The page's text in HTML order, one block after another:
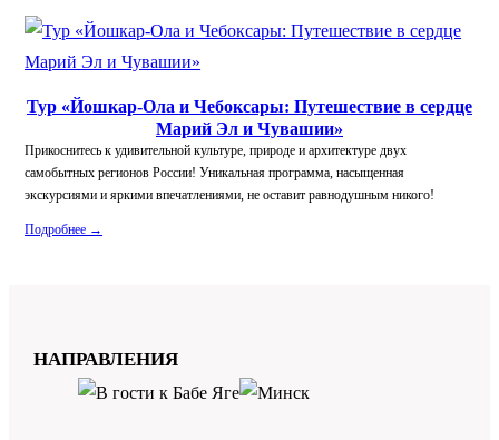
Тур «Йошкар-Ола и Чебоксары: Путешествие в сердце
Марий Эл и Чувашии»
Прикоснитесь к удивительной культуре, природе и архитектуре двух
самобытных регионов России! Уникальная программа, насыщенная
экскурсиями и яркими впечатлениями, не оставит равнодушным никого!
Подробнее →
НАПРАВЛЕНИЯ